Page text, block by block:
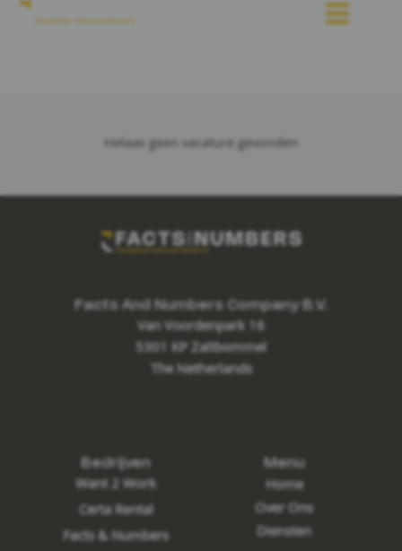
Helaas geen vacature gevonden
Facts And Numbers Company B.V.
Van Voordenpark 16
5301 KP Zaltbommel
The Netherlands
Bedrijven
Want 2 Work
Certa Rental
Facts & Numbers
Menu
Home
Over Ons
Diensten